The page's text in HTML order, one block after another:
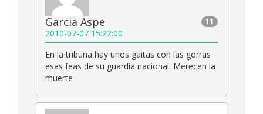
11
Garcia Aspe
2010-07-07 15:22:00
En la tribuna hay unos gaitas con las gorras
esas feas de su guardia nacional. Merecen la
muerte